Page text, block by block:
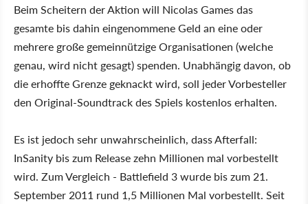
Beim Scheitern der Aktion will Nicolas Games das
gesamte bis dahin eingenommene Geld an eine oder
mehrere große gemeinnützige Organisationen (welche
genau, wird nicht gesagt) spenden. Unabhängig davon, ob
die erhoffte Grenze geknackt wird, soll jeder Vorbesteller
den Original-Soundtrack des Spiels kostenlos erhalten.
Es ist jedoch sehr unwahrscheinlich, dass Afterfall:
InSanity bis zum Release zehn Millionen mal vorbestellt
wird. Zum Vergleich - Battlefield 3 wurde bis zum 21.
September 2011 rund 1,5 Millionen Mal vorbestellt. Seit